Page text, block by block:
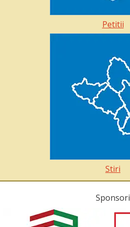
Petitii
Stiri
Sponsori